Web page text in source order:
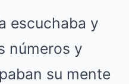
escuchaba y
números y
su mente